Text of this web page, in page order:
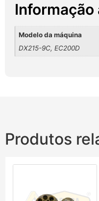
Informação
Modelo da máquina
DX215-9C, EC200D
Produtos